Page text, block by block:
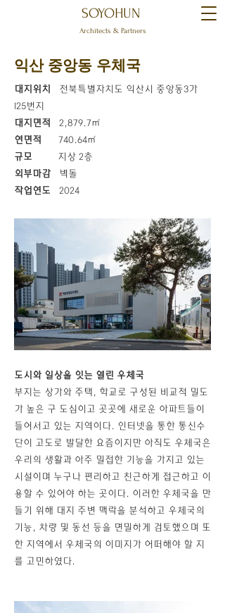
SOYOHUN
Architects & Partners
익산 중앙동 우체국
대지위치 전북특별자치도 익산시 중앙동3가
125번지
대지면적 2,879.7㎡
연면적 740.64㎡
규모 지상 2층
외부마감
벽돌
작업연도 2024
도시와 일상을 잇는 열린 우체국
부지는 상가와 주택, 학교로 구성된 비교적 밀도
가 높은 구 도심이고 곳곳에 새로운 아파트들이
들어서고 있는 지역이다. 인터넷을 통한 통신수
단이 고도로 발달한 요즘이지만 아직도 우체국은
우리의 생활과 아주 밀접한 기능을 가지고 있는
시설이며 누구나 편리하고 친근하게 접근하고 이
용할 수 있어야 하는 곳이다. 이러한 우체국을 만
들기 위해 대지 주변 맥락을 분석하고 우체국의
기능, 차량 및 동선 등을 면밀하게 검토했으며 또
한 지역에서 우체국의 이미지가 어떠해야 할 지
를 고민하였다.